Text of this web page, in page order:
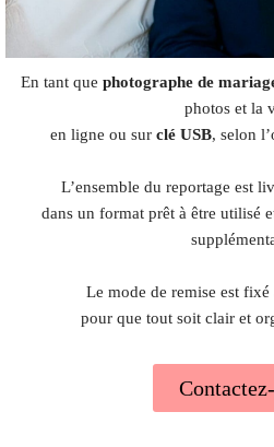
En tant que photographe de
photos et la
en ligne ou sur clé USB, selon
L’ensemble du reportage est
dans un format prêt à être utilisé
Le mode de remise est
pour que tout soit clair et